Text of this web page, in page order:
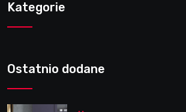
Kategorie
Ostatnio dodane